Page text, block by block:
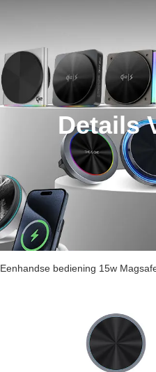
Details
Eenhandse bediening 15w